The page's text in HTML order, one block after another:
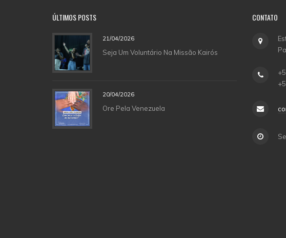
ÚLTIMOS POSTS
21/04/2026
Seja Um Voluntário Na Missão Kairós
20/04/2026
Ore Pela Venezuela
CONTATO